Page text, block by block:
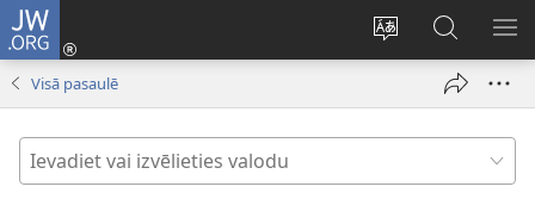
JW.ORG
Mainīt
valodu
Pieteikties
(opens
Meklēt
vietnē
JW.ORG
Visā pasaulē
Ievadiet
vai